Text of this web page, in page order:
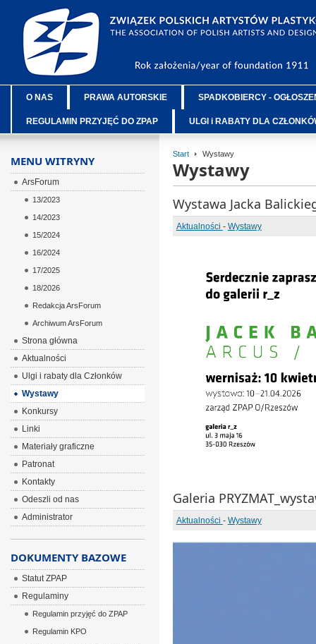
O NAS PRAWA AUTORSKIE SPADKOBIERCY -
REGULAMIN PRZYJĘĆ DO ZPAP ULGI i RABATY DLA
Start Wystawy
Wystawy
Wystawa Jacka
Aktualności - Wystawy
Galeria
Aktualności - Wystawy
MENU WITRYNY
ArsForum
13/2023
14/2023
15/2024
16/2024
17/2025
18/2026
Redakcja ArsForum
Archiwum ArsForum
Strona główna
Aktualności
Ulgi i rabaty dla Członków
Wystawy
Konkursy
Linki
Materiały graficzne
Patronat
Kontakty
Odeszli od nas
Administrator
DOKUMENTY BAZOWE
Statut ZPAP
Regulaminy
Regulamin przyjęć do ZPAP
Regulamin KPO